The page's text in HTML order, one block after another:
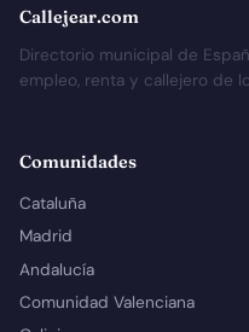
Callejear.com
Directorio municipal de
empleo, renta y callejero de
Comunidades
Cataluña
Madrid
Andalucía
Comunidad Valenciana